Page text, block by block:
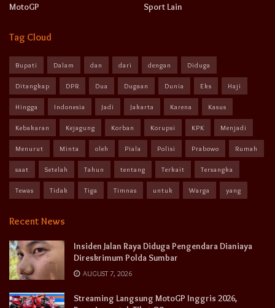
MotoGP
Sport Lain
Tag Cloud
Bupati Dalam dan dari dengan Diduga
Ditangkap DPR Dua Dugaan Dunia Eks Haji
Hingga Indonesia Jadi Jakarta Karena Kasus
Kebakaran Kejagung Korban Korupsi KPK Menjadi
Menurut Minta oleh Piala Polisi Prabowo Rumah
saat Setelah Tahun tentang Terkait Tersangka
Tewas Tidak Tiga Timnas untuk Warga yang
Recent News
Insiden Jalan Raya Diduga Pengendara Dianiaya
Direskrimum Polda Sumbar
AUGUST 7, 2026
Streaming Langsung MotoGP Inggris 2026,